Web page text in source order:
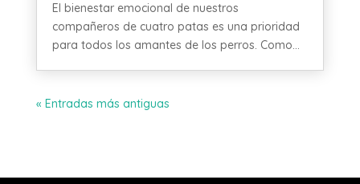
El bienestar emocional de nuestros
compañeros de cuatro patas es una prioridad
para todos los amantes de los perros. Como...
« Entradas más antiguas